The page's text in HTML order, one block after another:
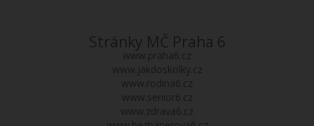
Stránky MČ Praha 6
www.praha6.cz
www.jakdoskolky.cz
www.rodina6.cz
www.senior6.cz
www.zdrava6.cz